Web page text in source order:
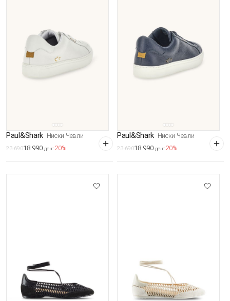
Paul&Shark Ниски Чевли
23.69018.990 ден-20%
Paul&Shark Ниски Чевли
23.69018.990 ден-20%